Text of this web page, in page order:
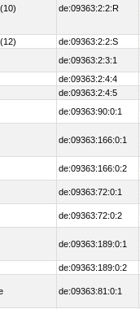
de:09363:2:2:R
de:09363:2:2:S
de:09363:2:3:1
de:09363:2:4:4
de:09363:2:4:5
de:09363:90:0:1
de:09363:166:0:1
de:09363:166:0:2
de:09363:72:0:1
de:09363:72:0:2
de:09363:189:0:1
de:09363:189:0:2
de:09363:81:0:1